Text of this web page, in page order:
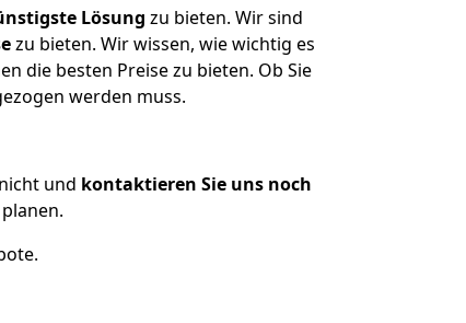
Lösung zu bieten. Wir sind
zu bieten. Wir wissen, wie wichtig es
die besten Preise zu bieten. Ob Sie
werden muss.
und kontaktieren Sie uns noch